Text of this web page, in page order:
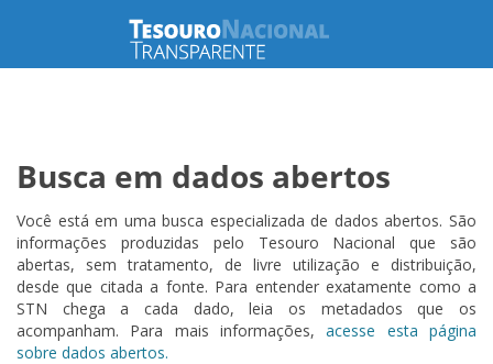
Busca em dados abertos
Você está em uma busca especializada de dados abertos. São
informações produzidas pelo Tesouro Nacional que são
abertas, sem tratamento, de livre utilização e distribuição,
desde que citada a fonte. Para entender exatamente como a
STN chega a cada dado, leia os metadados que os
acompanham. Para mais informações,acesse esta página
sobre dados abertos.